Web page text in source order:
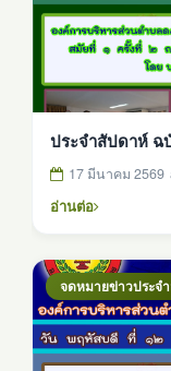
ประจำสัปดาห์ ฉ
17 มีนาคม 2569
อ่านต่อ
จดหมายข่าวประจ